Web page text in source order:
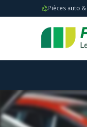
Pièces auto